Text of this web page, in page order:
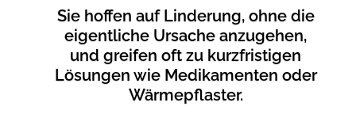
Sie hoffen auf Linderung, ohne die
eigentliche Ursache anzugehen,
und greifen oft zu kurzfristigen
Lösungen wie Medikamenten oder
Wärmepflaster.